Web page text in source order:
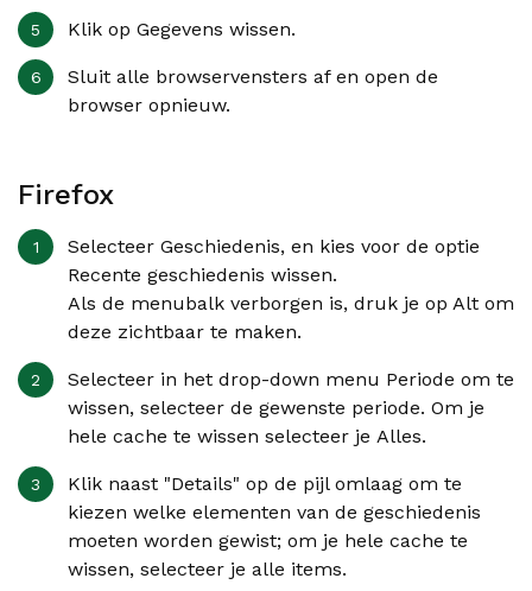
Klik op Gegevens wissen.
Sluit alle browservensters af en open de
browser opnieuw.
Firefox
Selecteer Geschiedenis, en kies voor de optie
Recente geschiedenis wissen.
Als de menubalk verborgen is, druk je op Alt om
deze zichtbaar te maken.
Selecteer in het drop-down menu Periode om te
wissen, selecteer de gewenste periode. Om je
hele cache te wissen selecteer je Alles.
Klik naast "Details" op de pijl omlaag om te
kiezen welke elementen van de geschiedenis
moeten worden gewist; om je hele cache te
wissen, selecteer je alle items.